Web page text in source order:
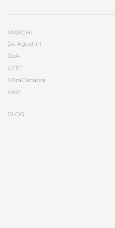
MARCHI
De Agostini
DeA
UTET
ABraCadabra
AMZ
BLOG